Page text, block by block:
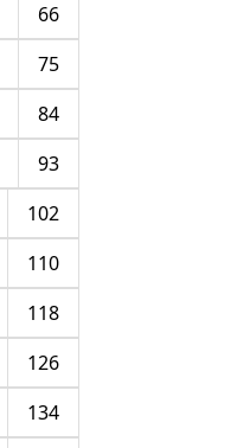
66
75
84
93
102
110
118
126
134